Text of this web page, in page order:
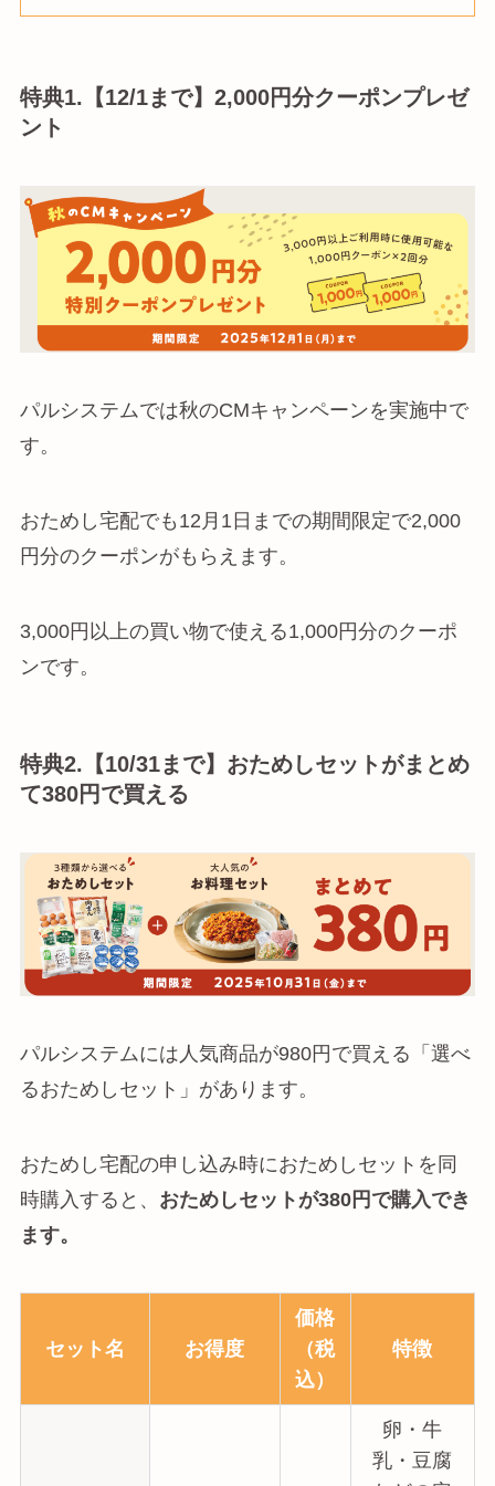
特典1.【12/1まで】2,000円分クーポンプレゼ
ント
パルシステムでは秋のCMキャンペーンを実施中で
す。
おためし宅配でも12月1日までの期間限定で2,000
円分のクーポンがもらえます。
3,000円以上の買い物で使える1,000円分のクーポ
ンです。
特典2.【10/31まで】おためしセットがまとめ
て380円で買える
パルシステムには人気商品が980円で買える「選べ
るおためしセット」があります。
おためし宅配の申し込み時におためしセットを同
時購入すると、 おためしセットが380円で購入でき
ます。
セット名 お得度
価格
（税
込）
特徴
卵・牛
乳・豆腐